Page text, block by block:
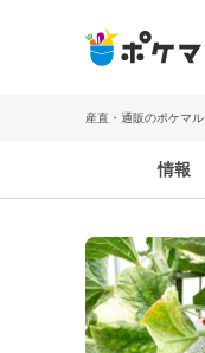
産直・通販のポケマル
情報